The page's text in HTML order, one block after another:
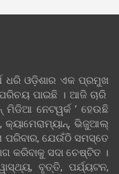
ଧରି ଓଡ଼ିଶାର ଏକ ପ୍ରମୁଖ
ପାଇଛି । ଆଜି ଚାରି
ମିଡିଆ ନେଟୱର୍କ ’ ହେଉଛି
କ୍ୟାମେରାମ୍ୟାନ୍, ଭିଜୁଆଲ୍
ପରିବାର, ଯେଉଁଠି ସମସ୍ତେ
କରିବାକୁ ସଦା ଚେଷ୍ଟିତ ।
ବୃତ୍ତି, ପର୍ଯ୍ୟଟନ,